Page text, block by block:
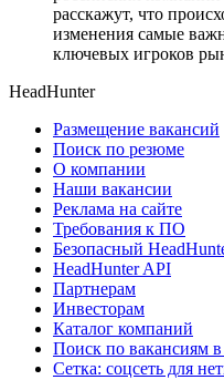
расскажут, что
изменения самые
ключевых игроков
HeadHunter
Размещение вакансий
Поиск по резюме
О компании
Наши вакансии
Реклама на сайте
Требования к ПО
Безопасный
HeadHunter API
Партнерам
Инвесторам
Каталог компаний
Поиск по вакансиям
Сетка: соцсеть для